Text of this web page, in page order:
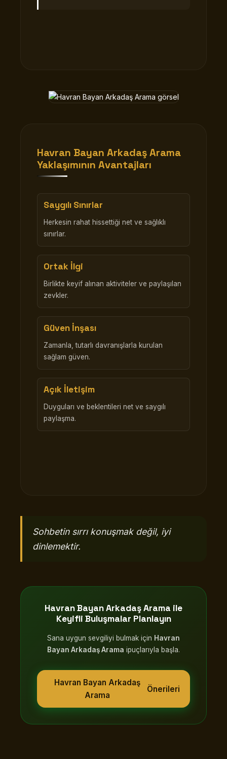
Havran Bayan Arkadaş Arama
Yaklaşımının Avantajları
Saygılı Sınırlar
Herkesin rahat hissettiği net ve sağlıklı
sınırlar.
Ortak İlgi
Birlikte keyif alınan aktiviteler ve paylaşılan
zevkler.
Güven İnşası
Zamanla, tutarlı davranışlarla kurulan
sağlam güven.
Açık İletişim
Duyguları ve beklentileri net ve saygılı
paylaşma.
Sohbetin sırrı konuşmak değil, iyi
dinlemektir.
Havran Bayan Arkadaş Arama ile
Keyifli Buluşmalar Planlayın
Sana uygun sevgiliyi bulmak için Havran
Bayan Arkadaş Arama ipuçlarıyla başla.
Havran Bayan Arkadaş
Arama
Önerileri